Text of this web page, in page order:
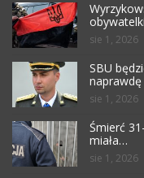
sie 1, 2026
SBU
sie 1, 2026
Śmierć
miała…
sie 1, 2026